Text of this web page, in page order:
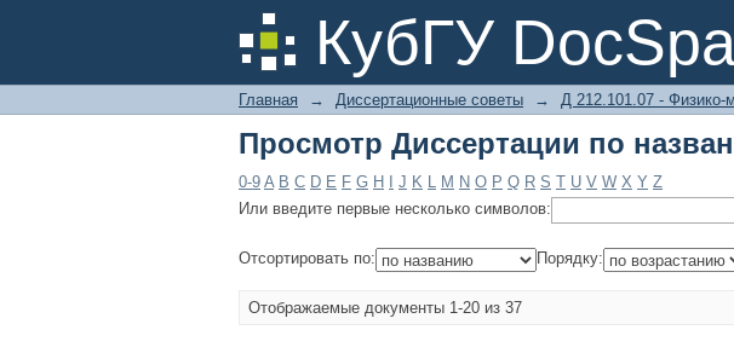
КубГУ
Просмотр Диссертации по
Главная → Диссертационные советы → Д 212.101.07 - Физико-
Просмотр Диссертации по
0-9 A B C D E F G H J K L M N O P Q R S T U V W X Y Z
Или введите первые несколько символов:
Отсортировать по: Порядку:
Отображаемые документы 1-20 из 37